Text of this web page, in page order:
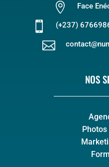
 Face
 (+237)

NOS
Photos